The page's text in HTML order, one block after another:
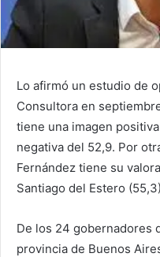
Lo afirmó un estudio de
Consultora en
tiene una imagen
negativa del 52,9. Por
Fernández tiene su
Santiago del Estero
De los 24 gobernadores
provincia de Buenos